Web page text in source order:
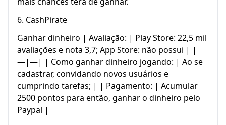
6. CashPirate
Ganhar dinheiro | Avaliação: | Play Store: 22,5 mil
avaliações e nota 3,7; App Store: não possui | |
—|—| | Como ganhar dinheiro jogando: | Ao se
cadastrar, convidando novos usuários e
cumprindo tarefas; | | Pagamento: | Acumular
2500 pontos para então, ganhar o dinheiro pelo
Paypal |